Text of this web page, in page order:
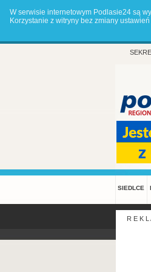
W serwisie internetowym Podlasie24 są
Korzystanie z witryny bez zmiany
SIEDLCE
R E K L